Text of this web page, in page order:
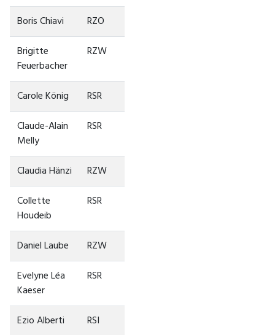
Boris Chiavi
RZO
Brigitte
Feuerbacher
RZW
Carole König
RSR
Claude-Alain
Melly
RSR
Claudia Hänzi
RZW
Collette
Houdeib
RSR
Daniel Laube
RZW
Evelyne Léa
Kaeser
RSR
Ezio Alberti
RSI